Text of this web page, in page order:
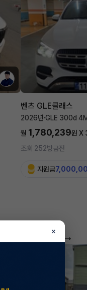
벤츠 GLE클래스
2026년·GLE 300d
월 1,780,239원 X
조회 252방금전
지원금
×